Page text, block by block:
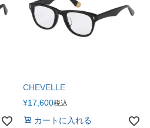
CHEVELLE
¥17,600税込
カートに入れる